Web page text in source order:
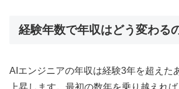
経験年数で年収はどう変わる
AIエンジニアの年収は経験3年を超えた
上昇します。最初の数年を乗り越えれ